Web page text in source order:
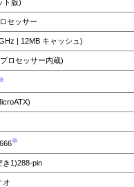
ト版)
セッサー
| 12MB キャッシュ)
ロセッサー内蔵)
※
き1)288-pin
オ